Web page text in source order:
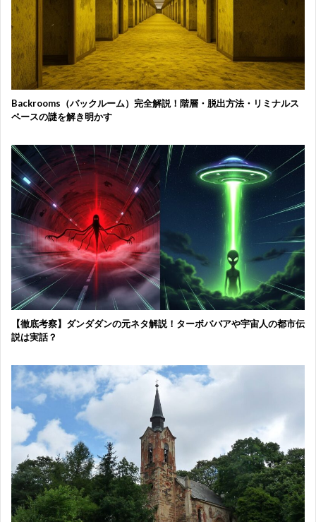
Backrooms（バックルーム）完全解説！階層・脱出方法・リミナルス
ペースの謎を解き明かす
【徹底考察】ダンダダンの元ネタ解説！ターボババアや宇宙人の都市伝
説は実話？